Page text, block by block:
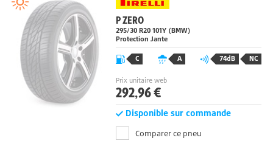
P ZERO
295/30 R20101Y
C A 74dB NC
Prix unitaire web
292,96 €
Disponible sur commande